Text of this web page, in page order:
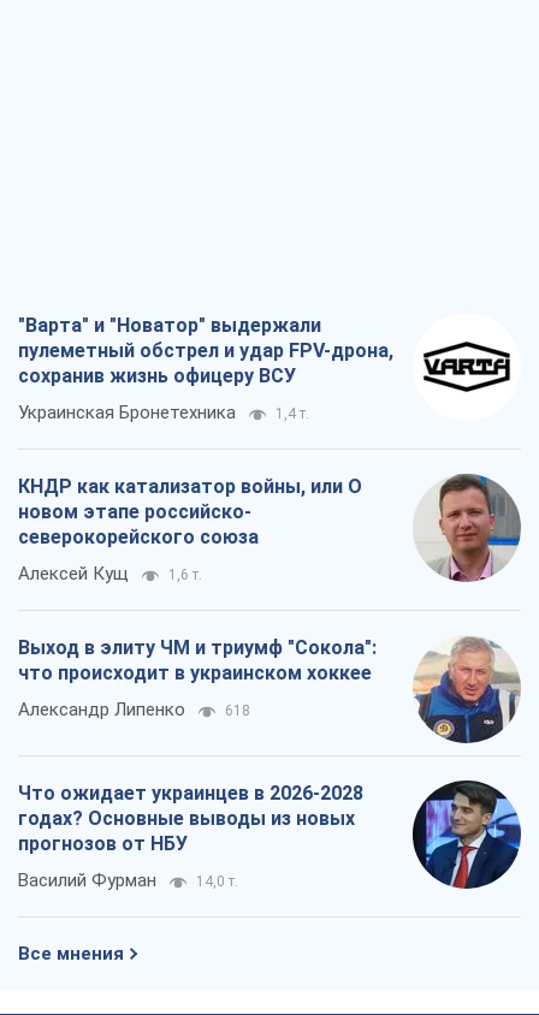
"Варта" и "Новатор" выдержали
пулеметный обстрел и удар FPV-дрона,
сохранив жизнь офицеру ВСУ
Украинская Бронетехника 1,4 т.
КНДР как катализатор войны, или О
новом этапе российско-
северокорейского союза
Алексей Кущ 1,6 т.
Выход в элиту ЧМ и триумф "Сокола":
что происходит в украинском хоккее
Александр Липенко 618
Что ожидает украинцев в 2026-2028
годах? Основные выводы из новых
прогнозов от НБУ
Василий Фурман 14,0 т.
Все мнения